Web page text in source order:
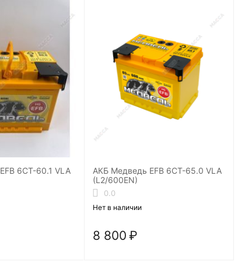
6СТ-60.1 VLA
АКБ Медведь EFB 6СТ-65.0 VLA
(L2/600EN)
0.0
Нет в наличии
8 800 ₽